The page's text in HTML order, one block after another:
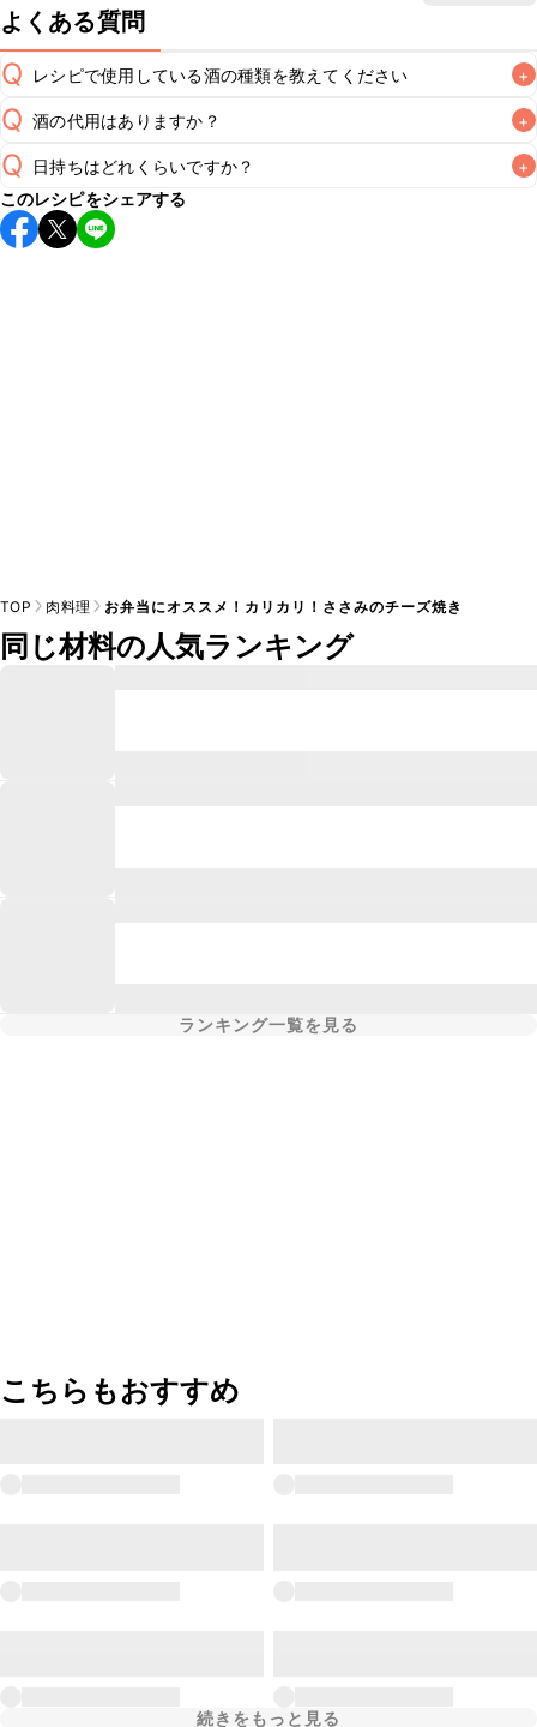
よくある質問
Q レシピで使用している酒の種類を教えてください +
A
Q 酒の代用はありますか？ +
A
Q 日持ちはどれくらいですか？ +
保存期間は冷蔵で翌日中が目安です。なるべくお早めにお召
し上がりください。
このレシピをシェアする
TOP 肉料理 お弁当にオススメ！カリカリ！ささみのチーズ焼き
同じ材料の人気ランキング
ランキング一覧を見る
こちらもおすすめ
続きをもっと見る